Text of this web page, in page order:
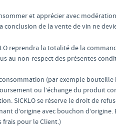
et apprécier avec
conclusion de la vente de vin ne
reprendra la totalité de la
au non-respect des présentes
(par exemple
ou l’échange du produit
SICKLO se réserve le droit de
d’origine avec bouchon
frais pour le Client.)